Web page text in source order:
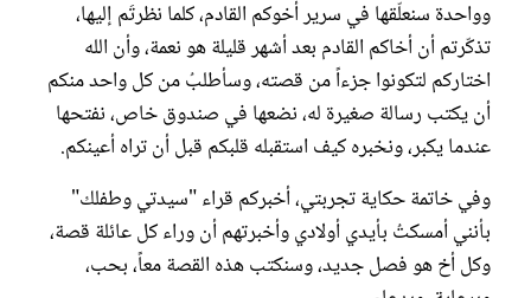
وواحدة سنعلّقها في سرير أخوكم القادم، كلما نظرتَم إليها،
تذكّرتم أن أخاكم القادم بعد أشهر قليلة هو نعمة، وأن الله
اختاركم لتكونوا جزءاً من قصته، وسأطلبُ من كل واحد منكم
أن يكتب رسالة صغيرة له، نضعها في صندوق خاص، نفتحها
عندما يكبر، ونخبره كيف استقبله قلبكم قبل أن تراه أعينكم.
وفي خاتمة حكاية تجربتي، أخبركم قراء "سيدتي وطفلك"
بأنني أمسكتُ بأيدي أولادي وأخبرتهم أن وراء كل عائلة قصة،
وكل أخ هو فصل جديد، وسنكتب هذه القصة معاً، بحب،